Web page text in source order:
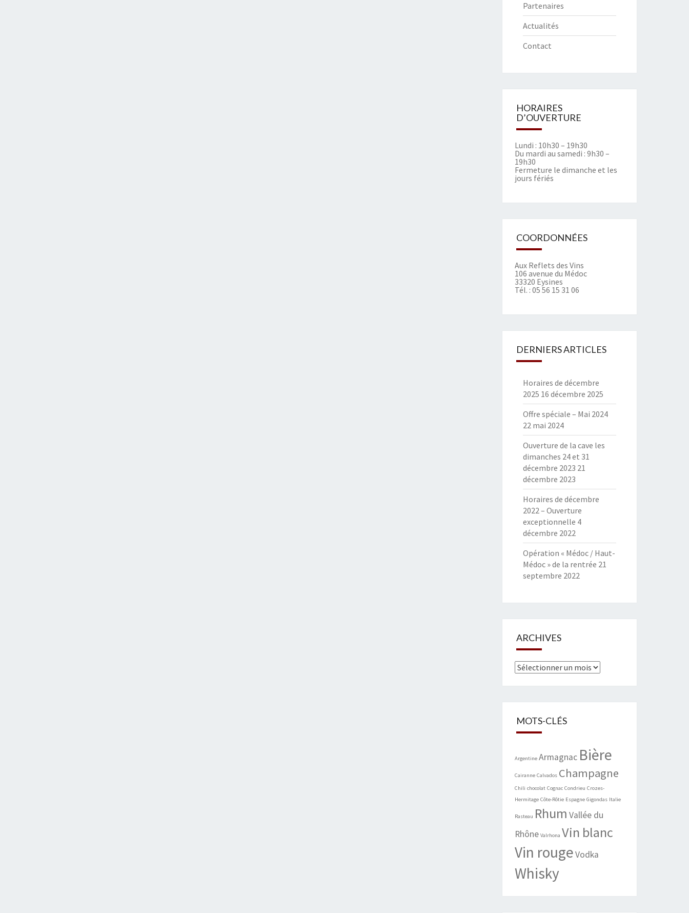
Partenaires
Actualités
Contact
HORAIRES
D’OUVERTURE
Lundi : 10h30 – 19h30
Du mardi au samedi : 9h30 –
19h30
Fermeture le dimanche et les
jours fériés
COORDONNÉES
Aux Reflets des Vins
106 avenue du Médoc
33320 Eysines
Tél. : 05 56 15 31 06
DERNIERS ARTICLES
Horaires de décembre
2025 16 décembre 2025
Offre spéciale – Mai 2024
22 mai 2024
Ouverture de la cave les
dimanches 24 et 31
décembre 2023 21
décembre 2023
Horaires de décembre
2022 – Ouverture
exceptionnelle 4
décembre 2022
Opération « Médoc / Haut-
Médoc » de la rentrée 21
septembre 2022
ARCHIVES
Archives
MOTS-CLÉS
Argentine Armagnac Bière
Cairanne Calvados Champagne
Chili chocolat Cognac Condrieu Crozes-
Hermitage Côte-Rôtie Espagne Gigondas Italie
Rasteau Rhum Vallée du
Rhône Valrhona Vin blanc
Vin rougeVodka
Whisky